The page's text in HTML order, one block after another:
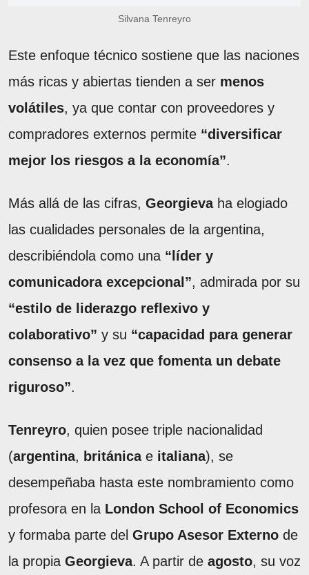
Silvana Tenreyro
Este enfoque técnico sostiene que las naciones
más ricas y abiertas tienden a ser menos
volátiles, ya que contar con proveedores y
compradores externos permite “diversificar
mejor los riesgos a la economía”.
Más allá de las cifras, Georgievaha elogiado
las cualidades personales de la argentina,
describiéndola como una “líder y
comunicadora excepcional”, admirada por su
“estilo de liderazgo reflexivo y
colaborativo” y su “capacidad para generar
consenso a la vez que fomenta un debate
riguroso”.
Tenreyro, quien posee triple nacionalidad
(argentina, británicae italiana), se
desempeñaba hasta este nombramiento como
profesora en la London School of Economics
y formaba parte del Grupo Asesor Externo de
la propia Georgieva. A partir de agosto, su voz